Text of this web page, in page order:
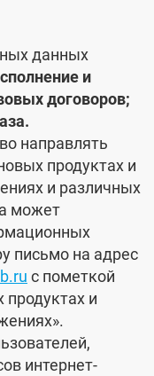
данных
и
договоров;
направлять
продуктах и
и различных
может
письмо на адрес
с пометкой
продуктах и
интернет-